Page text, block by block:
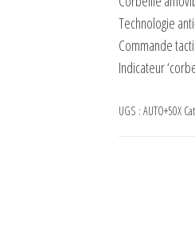
Technologie
Commande
Indicateur
UGS : AUTO+50X